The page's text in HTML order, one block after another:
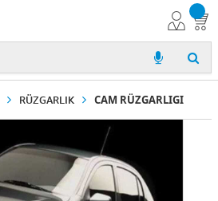
RÜZGARLIK CAM RÜZGARLIGI